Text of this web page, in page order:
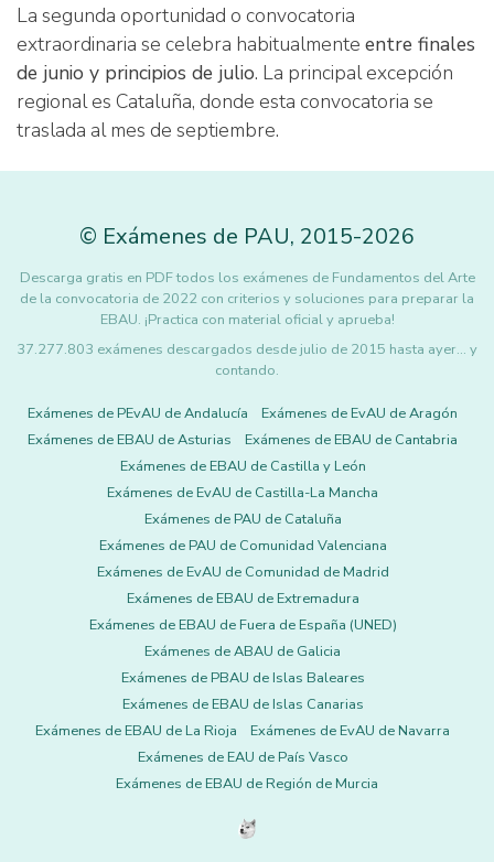
La segunda oportunidad o convocatoria
extraordinaria se celebra habitualmente entre finales
de junio y principios de julio. La principal excepción
regional es Cataluña, donde esta convocatoria se
traslada al mes de septiembre.
© Exámenes de PAU, 2015-2026
Descarga gratis en PDF todos los exámenes de Fundamentos del Arte
de la convocatoria de 2022 con criterios y soluciones para preparar la
EBAU. ¡Practica con material oficial y aprueba!
37.277.803 exámenes descargados desde julio de 2015 hasta ayer... y
contando.
Exámenes de PEvAU de Andalucía
Exámenes de EvAU de Aragón
Exámenes de EBAU de Asturias
Exámenes de EBAU de Cantabria
Exámenes de EBAU de Castilla y León
Exámenes de EvAU de Castilla-La Mancha
Exámenes de PAU de Cataluña
Exámenes de PAU de Comunidad Valenciana
Exámenes de EvAU de Comunidad de Madrid
Exámenes de EBAU de Extremadura
Exámenes de EBAU de Fuera de España (UNED)
Exámenes de ABAU de Galicia
Exámenes de PBAU de Islas Baleares
Exámenes de EBAU de Islas Canarias
Exámenes de EBAU de La Rioja
Exámenes de EvAU de Navarra
Exámenes de EAU de País Vasco
Exámenes de EBAU de Región de Murcia